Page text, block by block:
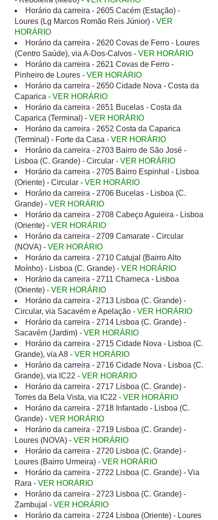
Horário da carreira - 2605 Cacém (Estação) -
Loures (Lg Marcos Romão Reis Júnior) - VER
HORÁRIO
Horário da carreira - 2620 Covas de Ferro - Loures
(Centro Saúde), via A-Dos-Calvos - VER HORÁRIO
Horário da carreira - 2621 Covas de Ferro -
Pinheiro de Loures - VER HORÁRIO
Horário da carreira - 2650 Cidade Nova - Costa da
Caparica - VER HORÁRIO
Horário da carreira - 2651 Bucelas - Costa da
Caparica (Terminal) - VER HORÁRIO
Horário da carreira - 2652 Costa da Caparica
(Terminal) - Forte da Casa - VER HORÁRIO
Horário da carreira - 2703 Bairro de São José -
Lisboa (C. Grande) - Circular - VER HORÁRIO
Horário da carreira - 2705 Bairro Espinhal - Lisboa
(Oriente) - Circular - VER HORÁRIO
Horário da carreira - 2706 Bucelas - Lisboa (C.
Grande) - VER HORÁRIO
Horário da carreira - 2708 Cabeço Aguieira - Lisboa
(Oriente) - VER HORÁRIO
Horário da carreira - 2709 Camarate - Circular
(NOVA) - VER HORÁRIO
Horário da carreira - 2710 Catujal (Bairro Alto
Moínho) - Lisboa (C. Grande) - VER HORÁRIO
Horário da carreira - 2711 Charneca - Lisboa
(Oriente) - VER HORÁRIO
Horário da carreira - 2713 Lisboa (C. Grande) -
Circular, via Sacavém e Apelação - VER HORÁRIO
Horário da carreira - 2714 Lisboa (C. Grande) -
Sacavém (Jardim) - VER HORÁRIO
Horário da carreira - 2715 Cidade Nova - Lisboa (C.
Grande), via A8 - VER HORÁRIO
Horário da carreira - 2716 Cidade Nova - Lisboa (C.
Grande), via IC22 - VER HORÁRIO
Horário da carreira - 2717 Lisboa (C. Grande) -
Torres da Bela Vista, via IC22 - VER HORÁRIO
Horário da carreira - 2718 Infantado - Lisboa (C.
Grande) - VER HORÁRIO
Horário da carreira - 2719 Lisboa (C. Grande) -
Loures (NOVA) - VER HORÁRIO
Horário da carreira - 2720 Lisboa (C. Grande) -
Loures (Bairro Urmeira) - VER HORÁRIO
Horário da carreira - 2722 Lisboa (C. Grande) - Via
Rara - VER HORÁRIO
Horário da carreira - 2723 Lisboa (C. Grande) -
Zambujal - VER HORÁRIO
Horário da carreira - 2724 Lisboa (Oriente) - Loures